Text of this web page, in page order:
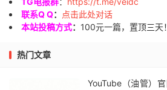
联系Q Q：
点击此处对话
本站投稿方式： 100元一篇，置顶三天！
热门文章
YouTube（油管）